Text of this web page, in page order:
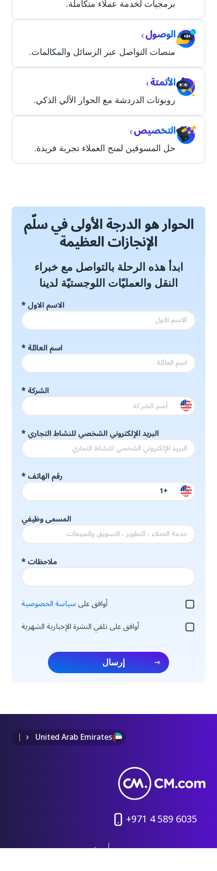
برمجيات لخدمة عملاء متكاملة.
الوصول›
منصات التواصل عبر الرسائل والمكالمات.
الأتمتة›
روبوتات الدردشة مع الحوار الآلي الذكي.
التخصيص›
حل المسوقين لمنح العملاء تجربة فريدة.
الحوار هو الدرجة الأولى في سلّم
الإنجازات العظيمة
ابدأ هذه الرحلة بالتواصل مع خبراء
النقل والعمليّات اللوجستيّة لدينا
الاسم الاول*
اسم العائلة*
الشركة*
البريد الإلكتروني الشخصي للنشاط التجاري*
رقم الهاتف*
المسمى وظيفي
ملاحظات*
أوافق علىسياسة الخصوصية
أوافق على تلقي النشرة الإخبارية الشهرية
إرسال
United Arab Emirates
+971 4 589 6035
سياسة الخصوصية
الأحكام و الشروط